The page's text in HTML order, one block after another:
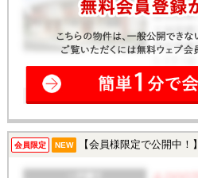
会員限定 NEW 【会員様限定で公開中！】